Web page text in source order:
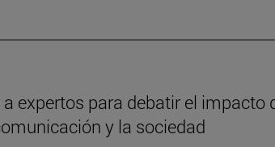
expertos para debatir el impacto
y la sociedad